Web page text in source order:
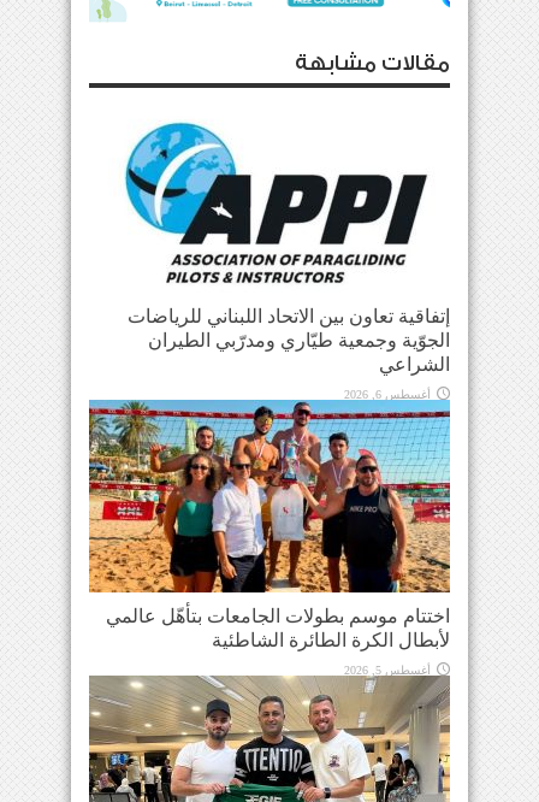
مقالات مشابهة
إتفاقية تعاون بين الاتحاد اللبناني للرياضات
الجوّية وجمعية طيّاري ومدرّبي الطيران
الشراعي
أغسطس 6, 2026
اختتام موسم بطولات الجامعات بتأهّل عالمي
لأبطال الكرة الطائرة الشاطئية
أغسطس 5, 2026